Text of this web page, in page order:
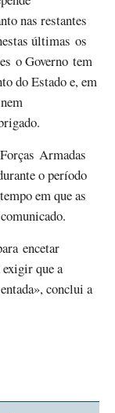
nas restantes
últimas os
o Governo tem
do Estado e, em
Armadas
o período
em que as
encetar
que a
conclui a